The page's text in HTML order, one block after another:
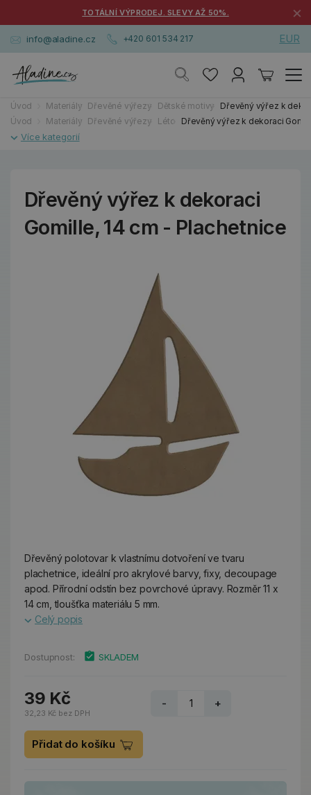
TOTÁLNÍ VÝPRODEJ. SLEVY AŽ 50%. ×
info@aladine.cz +420 601 534 217 EUR
Úvod Materiály Dřevěné výřezy Dětské motivy
Dřevěný výřez k
Úvod
Materiály Dřevěné výřezy Léto Dřevěný výřez k dekoraci
Dřevěný výřez k dekoraci
Gomille, 14 cm - Plachetnice
Dřevěný polotovar k vlastnímu dotvoření ve tvaru
plachetnice, ideální pro akrylové barvy, fixy, decoupage
apod. Přírodní odstín bez povrchové úpravy. Rozměr 11 x
14 cm, tloušťka materiálu 5 mm.
Celý popis
Dostupnost: SKLADEM
39 Kč
32,23 Kč bez DPH
- +
Přidat do košíku